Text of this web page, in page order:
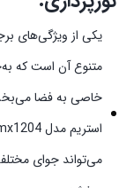
یکی از ویژگی‌های
متنوع آن است که
خاصی به فضا
می‌تواند جوای